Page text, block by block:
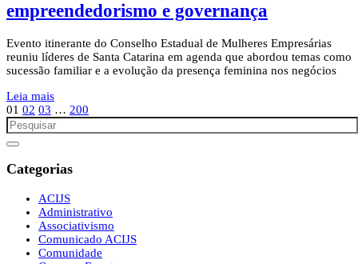
empreendedorismo e governança
Evento itinerante do Conselho Estadual de Mulheres Empresárias
reuniu líderes de Santa Catarina em agenda que abordou temas como
sucessão familiar e a evolução da presença feminina nos negócios
Leia mais
01 02 03 … 200
Categorias
ACIJS
Administrativo
Associativismo
Comunicado ACIJS
Comunidade